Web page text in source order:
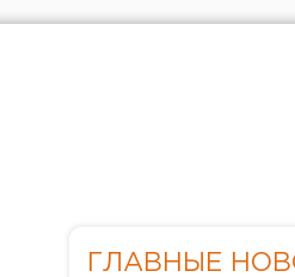
ГЛАВНЫЕ